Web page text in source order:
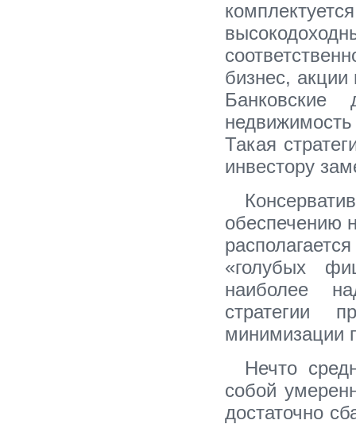
бизнес, акции
Банковские
Такая
инвестору
обеспечению
«голубых
наиболее
стратегии
минимизации
Нечто
собой
достаточно